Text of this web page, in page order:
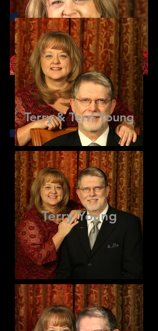
Terry Young
Terry & Terri Young